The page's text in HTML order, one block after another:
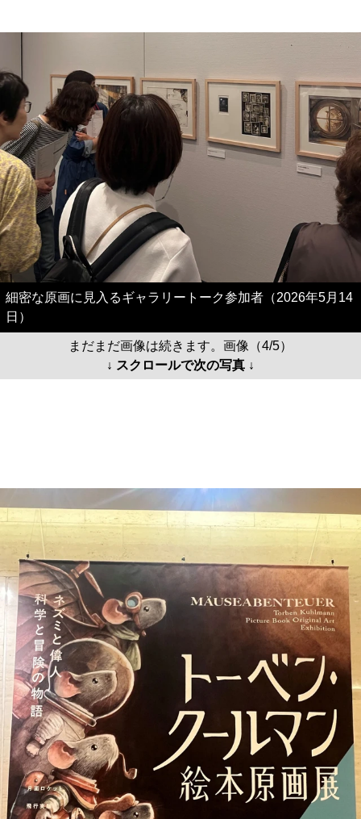
細密な原画に見入るギャラリートーク参加者（2026年5月14
日）
まだまだ画像は続きます。画像（4/5）
↓ スクロールで次の写真 ↓